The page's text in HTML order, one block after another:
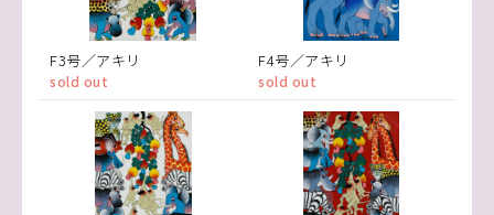
F3号／アキリ
sold out
F4号／アキリ
sold out